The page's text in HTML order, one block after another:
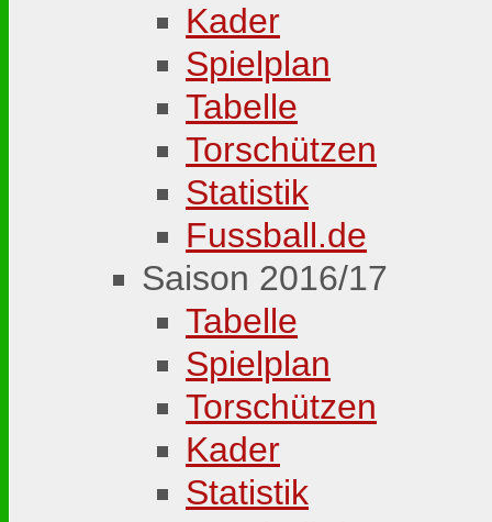
Kader
Spielplan
Tabelle
Torschützen
Statistik
Fussball.de
Saison 2016/17
Tabelle
Spielplan
Torschützen
Kader
Statistik